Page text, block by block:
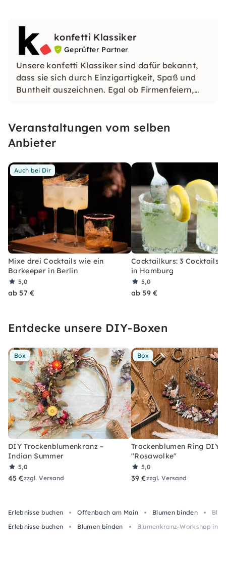
konfetti Klassiker
Geprüfter Partner
Unsere konfetti Klassiker sind dafür bekannt,
dass sie sich durch Einzigartigkeit, Spaß und
Buntheit auszeichnen. Egal ob Firmenfeiern,
erleben, welches Du so schnell nicht vergessen
wirst.
Veranstaltungen vom selben
Anbieter
Auch bei Dir
Mixe drei Cocktails wie ein
Barkeeper in Berlin
5,0
ab 57 €
Cocktailkurs: 3 Cocktails
in Hamburg
5,0
ab 59 €
Entdecke unsere DIY-Boxen
Box
DIY Trockenblumenkranz –
Indian Summer
5,0
45 €zzgl. Versand
Box
Trockenblumen Ring DIY-
"Rosawolke"
5,0
39 €zzgl. Versand
Erlebnisse buchen Offenbach am Main Blumen binden
Erlebnisse buchen
Blumen binden Blumenkranz-Workshop in